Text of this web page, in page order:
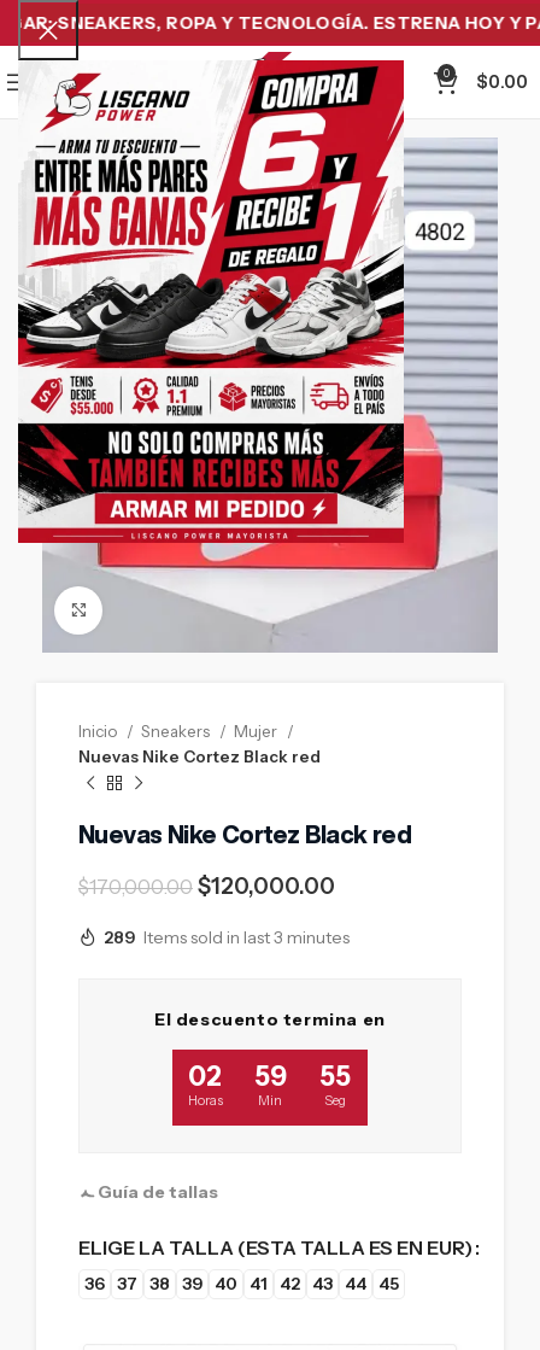
SNEAKERS, ROPA Y TECNOLOGÍA. ESTRENA HOY Y
Menu
0
$0.00
-29%
Click to enlarge
Inicio Sneakers
Mujer
Nuevas Nike Cortez Black red
Nuevas Nike Cortez Black red
$170,000.00 $120,000.00
289 Items sold in last 3 minutes
El descuento termina en
02
Horas
59
Min
53
Seg
Guía de tallas
ELIGE LA TALLA (ESTA TALLA ES EN EUR)
36 37 38 39 40 41 42 43 44 45